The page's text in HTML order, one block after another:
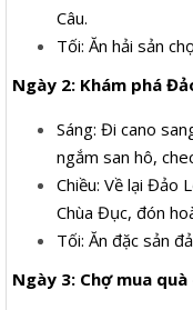
Câu.
Tối: Ăn hải sản
Ngày 2: Khám phá
Sáng: Đi cano
ngắm san hô,
Chiều: Về lại Đảo
Chùa Đục, đón
Tối: Ăn đặc sản
Ngày 3: Chợ mua